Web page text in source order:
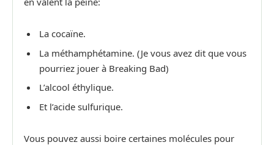
La cocaïne.
La méthamphétamine. (Je vous avez dit que vous
pourriez jouer à Breaking Bad)
L’alcool éthylique.
Et l’acide sulfurique.
Vous pouvez aussi boire certaines molécules pour